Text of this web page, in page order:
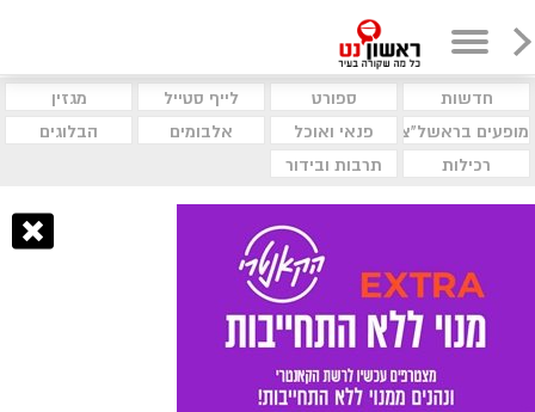
חדשות ספורט לייף סטייל
מגזין
מופעים בראשל"צ
פנאי ואוכל אלבומים
הבלוגים
רכילות
תרבות ובידור